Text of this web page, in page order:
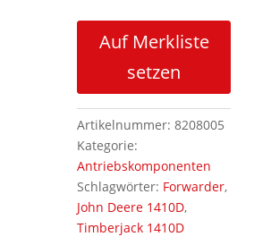
Auf Merkliste
setzen
Artikelnummer:8208005
Kategorie:
Antriebskomponenten
Schlagwörter: Forwarder,
John Deere 1410D,
Timberjack 1410D